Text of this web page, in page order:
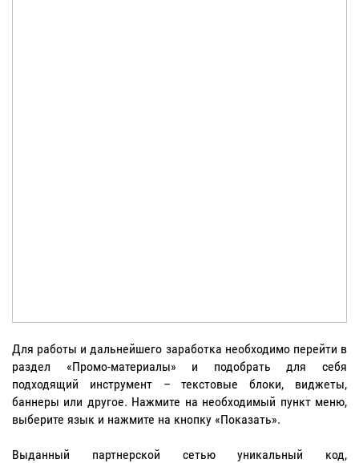
Для работы и дальнейшего заработка необходимо перейти в
раздел «Промо-материалы» и подобрать для себя
подходящий инструмент – текстовые блоки, виджеты,
баннеры или другое. Нажмите на необходимый пункт меню,
выберите язык и нажмите на кнопку «Показать».
Выданный партнерской сетью уникальный код,